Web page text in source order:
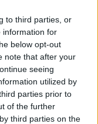
to third parties, or
information for
below opt-out
note that after your
seeing
utilized by
parties prior to
of the further
third parties on the
di Arezzo.
emerse in provincia di